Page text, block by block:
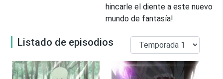
hincarle el diente a este nuevo
mundo de fantasía!
Listado de episodios